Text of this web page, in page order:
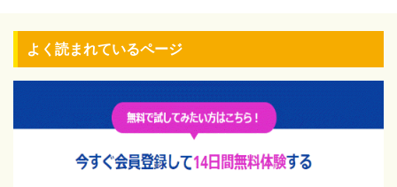
よく読まれているページ